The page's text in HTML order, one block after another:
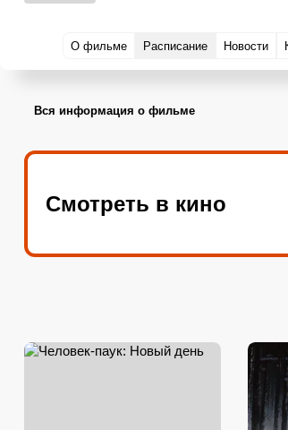
О фильме Расписание Новости
Вся информация о фильме
Смотреть в кино